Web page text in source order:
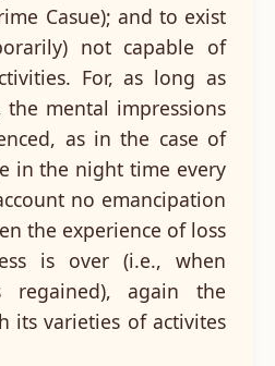
Casue); and to exist
not capable of
For, as long as
mental impressions
as in the case of
in the night time every
no emancipation
the experience of loss
is over (i.e., when
regained), again the
its varieties of activites